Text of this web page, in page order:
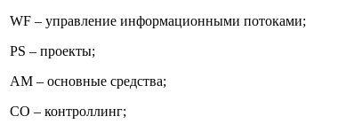
WF – управление информационными потоками;
PS – проекты;
AM – основные средства;
CO – контроллинг;